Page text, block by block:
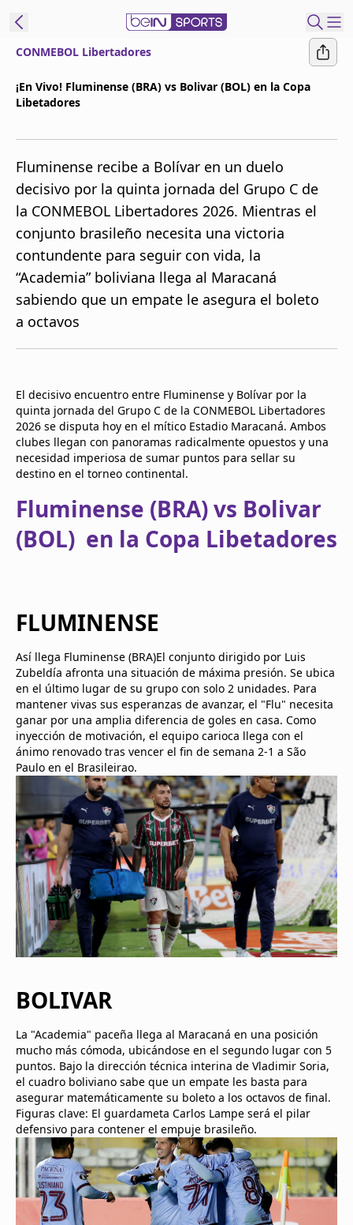
beIN XTRA
Administrar
notificaciones
Programación
Contáctanos
CONMEBOL Libertadores
¡En Vivo! Fluminense (BRA) vs Bolivar (BOL) en la Copa
Libetadores
Fluminense recibe a Bolívar en un duelo
decisivo por la quinta jornada del Grupo C de
la CONMEBOL Libertadores 2026. Mientras el
conjunto brasileño necesita una victoria
contundente para seguir con vida, la
“Academia” boliviana llega al Maracaná
sabiendo que un empate le asegura el boleto
a octavos
El decisivo encuentro entre Fluminense y Bolívar por la
quinta jornada del Grupo C de la CONMEBOL Libertadores
2026 se disputa hoy en el mítico Estadio Maracaná. Ambos
clubes llegan con panoramas radicalmente opuestos y una
necesidad imperiosa de sumar puntos para sellar su
destino en el torneo continental.
Fluminense (BRA) vs Bolivar
(BOL) en la Copa Libetadores
FLUMINENSE
Así llega Fluminense (BRA)El conjunto dirigido por Luis
Zubeldía afronta una situación de máxima presión. Se ubica
en el último lugar de su grupo con solo 2 unidades. Para
mantener vivas sus esperanzas de avanzar, el "Flu" necesita
ganar por una amplia diferencia de goles en casa. Como
inyección de motivación, el equipo carioca llega con el
ánimo renovado tras vencer el fin de semana 2-1 a São
Paulo en el Brasileirao.
BOLIVAR
La "Academia" paceña llega al Maracaná en una posición
mucho más cómoda, ubicándose en el segundo lugar con 5
puntos. Bajo la dirección técnica interina de Vladimir Soria,
el cuadro boliviano sabe que un empate les basta para
asegurar matemáticamente su boleto a los octavos de final.
Figuras clave: El guardameta Carlos Lampe será el pilar
defensivo para contener el empuje brasileño.